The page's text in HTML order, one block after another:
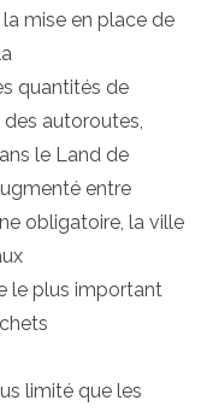
mise en place de
quantités de
autoroutes,
le Land de
entre
obligatoire, la ville
le plus important
limité que les